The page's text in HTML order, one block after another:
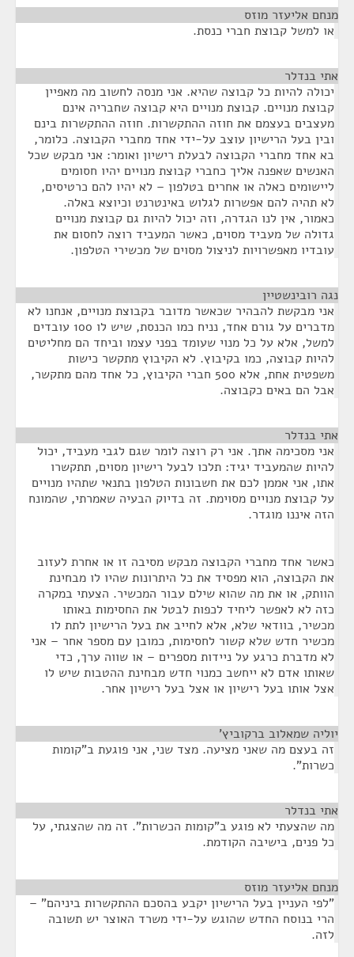
מנחם אליעזר מוזס
או למשל קבוצת חברי כנסת.
אתי בנדלר
יכולה להיות כל קבוצה שהיא. אני מנסה לחשוב מה מאפיין
קבוצת מנויים. קבוצת מנויים היא קבוצה שחבריה אינם
מעצבים בעצמם את חוזה ההתקשרות. חוזה ההתקשרות בינם
ובין בעל הרישיון עוצב על-ידי אחד מחברי הקבוצה. כלומר,
בא אחד מחברי הקבוצה לבעלת רישיון ואומר: אני מבקש שכל
האנשים שאפנה אליך כחברי קבוצת מנויים יהיו חסומים
ליישומים כאלה או אחרים בטלפון – לא יהיו להם כרטיסים,
לא תהיה להם אפשרות לגלוש באינטרנט וכיוצא באלה.
כאמור, אין לנו הגדרה, וזה יכול להיות גם קבוצת מנויים
גדולה של מעביד מסוים, כאשר המעביד רוצה לחסום את
עובדיו מאפשרויות לניצול מסוים של מכשירי הטלפון.
נגה רובינשטיין
אני מבקשת להבהיר שכאשר מדובר בקבוצת מנויים, אנחנו לא
מדברים על גורם אחד, נניח כמו הכנסת, שיש לו 100 עובדים
למשל, אלא על כל מנוי שעומד בפני עצמו וביחד הם מחליטים
להיות קבוצה, כמו בקיבוץ. לא הקיבוץ מתקשר כישות
משפטית אחת, אלא 500 חברי הקיבוץ, כל אחד מהם מתקשר,
אבל הם באים כקבוצה.
אתי בנדלר
אני מסכימה אתך. אני רק רוצה לומר שגם לגבי מעביד, יכול
להיות שהמעביד יגיד: תלכו לבעל רישיון מסוים, תתקשרו
אתו, אני אממן לכם את חשבונות הטלפון בתנאי שתהיו מנויים
על קבוצת מנויים מסוימת. זה בדיוק הבעיה שאמרתי, שהמונח
הזה איננו מוגדר.
כאשר אחד מחברי הקבוצה מבקש מסיבה זו או אחרת לעזוב
את הקבוצה, הוא מפסיד את כל היתרונות שהיו לו מבחינת
הוותק, או את מה שהוא שילם עבור המכשיר. הצעתי במקרה
כזה לא לאפשר ליחיד לכפות לבטל את החסימות באותו
מכשיר, בוודאי שלא, אלא לחייב את בעל הרישיון לתת לו
מכשיר חדש שלא קשור לחסימות, כמובן עם מספר אחר – אני
לא מדברת כרגע על ניידות מספרים – או שווה ערך, כדי
שאותו אדם לא ייחשב כמנוי חדש מבחינת ההטבות שיש לו
אצל אותו בעל רישיון או אצל בעל רישיון אחר.
יוליה שמאלוב ברקוביץ'
זה בעצם מה שאני מציעה. מצד שני, אני פוגעת ב"קומות
כשרות".
אתי בנדלר
מה שהצעתי לא פוגע ב"קומות הכשרות". זה מה שהצגתי, על
כל פנים, בישיבה הקודמת.
מנחם אליעזר מוזס
"לפי העניין בעל הרישיון יקבע בהסכם ההתקשרות ביניהם" –
הרי בנוסח החדש שהוגש על-ידי משרד האוצר יש תשובה
לזה.